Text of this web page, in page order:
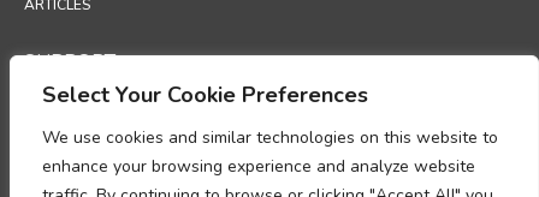
Select Your Cookie Preferences
We use cookies and similar technologies on this website to
enhance your browsing experience and analyze website
ARTICLES
SUPPORT
TECHNICAL PORTAL
POLICIES
INTEGRITETSPOLICY